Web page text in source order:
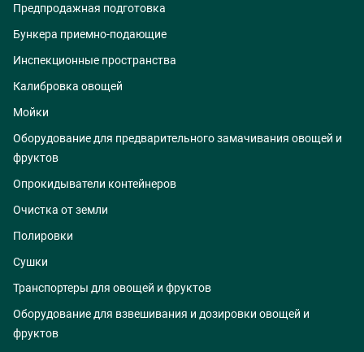
Предпродажная подготовка
Бункера приемно-подающие
Инспекционные пространства
Калибровка овощей
Мойки
Оборудование для предварительного замачивания овощей и
фруктов
Опрокидыватели контейнеров
Очистка от земли
Полировки
Сушки
Транспортеры для овощей и фруктов
Оборудование для взвешивания и дозировки овощей и
фруктов